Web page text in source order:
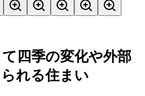
四季の変化や外部
れる住まい